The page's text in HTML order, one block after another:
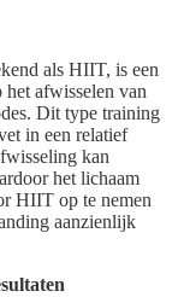
als HIIT, is een
afwisselen van
Dit type training
in een relatief
kan
het lichaam
HIIT op te nemen
aanzienlijk